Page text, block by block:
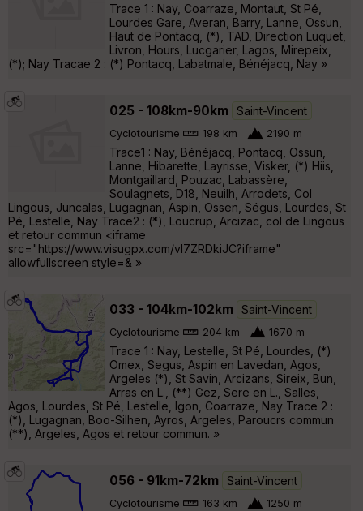
Trace 1 : Nay, Coarraze, Montaut, St Pé,
Lourdes Gare, Averan, Barry, Lanne, Ossun,
Haut de Pontacq, (*), TAD, Direction Luquet,
Livron, Hours, Lucgarier, Lagos, Mirepeix,
(*); Nay Tracae 2 : (*) Pontacq, Labatmale, Bénéjacq, Nay »
025 - 108km-90km Saint-Vincent
Cyclotourisme 198 km 2190 m
Trace1 : Nay, Bénéjacq, Pontacq, Ossun,
Lanne, Hibarette, Layrisse, Visker, (*) Hiis,
Montgaillard, Pouzac, Labassère,
Soulagnets, D18, Neuilh, Arrodets, Col
Lingous, Juncalas, Lugagnan, Aspin, Ossen, Ségus, Lourdes, St
Pé, Lestelle, Nay Trace2 : (*), Loucrup, Arcizac, col de Lingous
et retour commun <iframe
src="https://www.visugpx.com/vI7ZRDkiJC?iframe"
allowfullscreen style=& »
033 - 104km-102km Saint-Vincent
Cyclotourisme 204 km 1670 m
Trace 1 : Nay, Lestelle, St Pé, Lourdes, (*)
Omex, Segus, Aspin en Lavedan, Agos,
Argeles (*), St Savin, Arcizans, Sireix, Bun,
Arras en L., (**) Gez, Sere en L., Salles,
Agos, Lourdes, St Pé, Lestelle, Igon, Coarraze, Nay Trace 2 :
(*), Lugagnan, Boo-Silhen, Ayros, Argeles, Paroucrs commun
(**), Argeles, Agos et retour commun. »
056 - 91km-72km Saint-Vincent
Cyclotourisme 163 km 1250 m